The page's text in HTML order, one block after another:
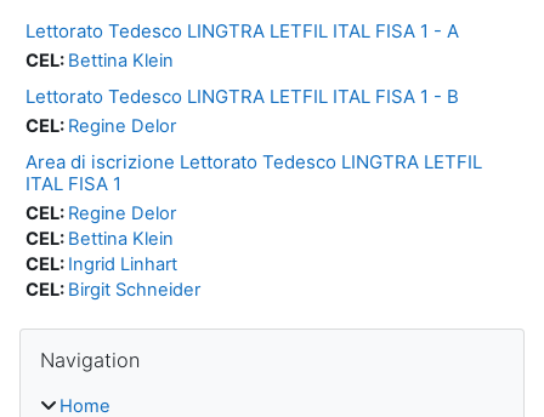
Lettorato Tedesco LINGTRA LETFIL ITAL FISA 1 - A
CEL: Bettina Klein
Lettorato Tedesco LINGTRA LETFIL ITAL FISA 1 - B
CEL: Regine Delor
Area di iscrizione Lettorato Tedesco LINGTRA LETFIL
ITAL FISA 1
CEL: Regine Delor
CEL: Bettina Klein
CEL: Ingrid Linhart
CEL: Birgit Schneider
Blocks
Navigation
Home